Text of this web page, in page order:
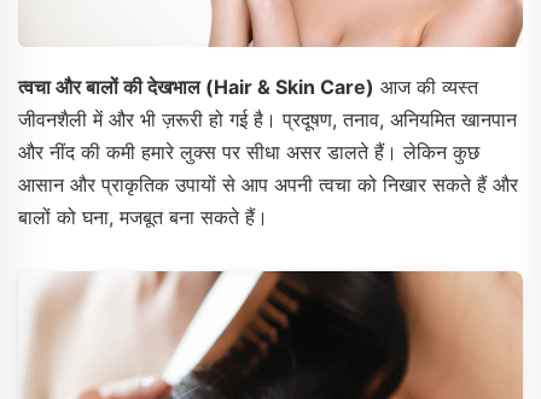
त्वचा और बालों की देखभाल (Hair & Skin Care) आज की व्यस्त
जीवनशैली में और भी ज़रूरी हो गई है। प्रदूषण, तनाव, अनियमित खानपान
और नींद की कमी हमारे लुक्स पर सीधा असर डालते हैं। लेकिन कुछ
आसान और प्राकृतिक उपायों से आप अपनी त्वचा को निखार सकते हैं और
बालों को घना, मजबूत बना सकते हैं।